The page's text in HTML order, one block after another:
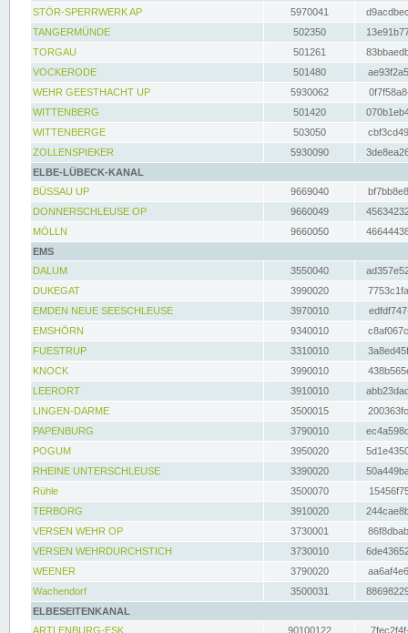
STÖR-SPERRWERK AP 5970041
TANGERMÜNDE
502350
TORGAU
501261
VOCKERODE
501480
WEHR GEESTHACHT UP
5930062
WITTENBERG
501420
WITTENBERGE
503050
ZOLLENSPIEKER
5930090
ELBE-LÜBECK-KANAL
BÜSSAU UP
9669040
DONNERSCHLEUSE OP
9660049
MÖLLN
9660050
EMS
DALUM
3550040
DUKEGAT
3990020
EMDEN NEUE SEESCHLEUSE
3970010
EMSHÖRN
9340010
FUESTRUP
3310010
KNOCK
3990010
LEERORT
3910010
LINGEN-DARME
3500015
PAPENBURG
3790010
POGUM
3950020
RHEINE UNTERSCHLEUSE
3390020
Rühle
3500070
TERBORG
3910020
VERSEN WEHR OP
3730001
VERSEN WEHRDURCHSTICH
3730010
WEENER
3790020
Wachendorf
3500031
ELBESEITENKANAL
ARTLENBURG-ESK
90100122